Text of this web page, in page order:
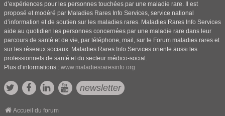
d’expériences pour les personnes touchées par une maladie rare. Il est
proposé et modéré par Maladies Rares Info Services, service national
d’information et de soutien sur les maladies rares. Maladies Rares Info Services
aide au quotidien les personnes concernées par une maladie rare dans leur
parcours de santé et de vie, par téléphone, mail, sur le Forum maladies rares et
sur les réseaux sociaux. Maladies Rares Info Services oriente aussi les
professionnels de santé et du secteur médico-social.
Plus d’informations : www.maladiesraresinfo.org
newsletter
Accueil du forum